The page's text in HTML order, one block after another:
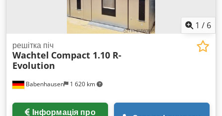
1 / 6
Babenhausen 1 620 km
решітка піч
Wachtel Compact 1.10 R-
Evolution